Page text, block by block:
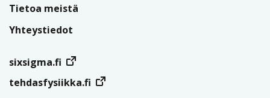
Tietoa meistä
Yhteystiedot
sixsigma.fi
tehdasfysiikka.fi